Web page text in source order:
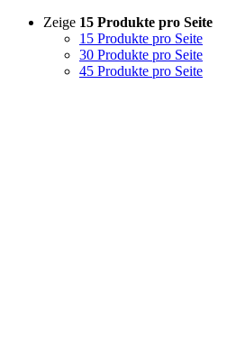
Zeige 15 Produkte pro Seite
15 Produkte pro Seite
30 Produkte pro Seite
45 Produkte pro Seite